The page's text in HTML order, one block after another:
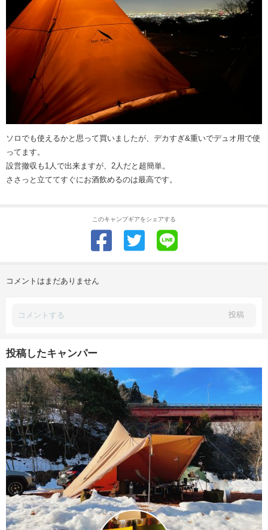
ソロでも使えるかと思って買いましたが、デカすぎ&重いでデュオ用で使
ってます。
設営撤収も1人で出来ますが、2人だと超簡単。
ささっと立ててすぐにお酒飲めるのは最高です。
このキャンプギアをシェアする
コメントはまだありません
投稿
投稿したキャンパー